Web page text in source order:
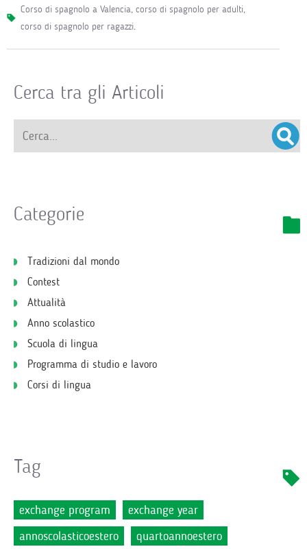
corso di spagnolo a Valencia, corso di spagnolo per adulti,
corso di spagnolo per ragazzi.
Cerca tra gli Articoli
Categorie
Tradizioni dal mondo
Contest
Attualità
Anno scolastico
Scuola di lingua
Programma di studio e lavoro
Corsi di lingua
Tag
exchange program
exchange year
annoscolasticoestero
quartoannoestero